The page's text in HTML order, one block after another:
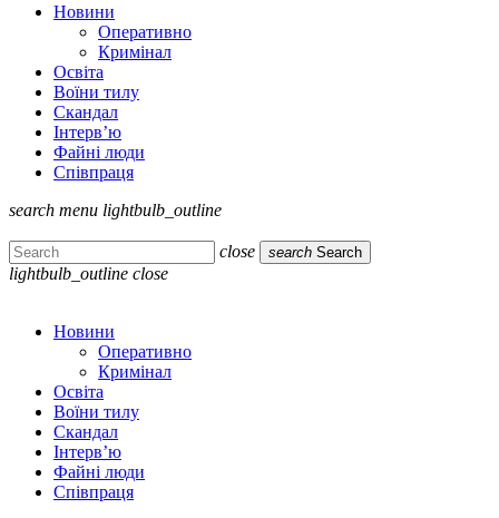
Новини
Оперативно
Кримінал
Освіта
Воїни тилу
Скандал
Інтерв’ю
Файні люди
Співпраця
search menu lightbulb_outline
close search Search
lightbulb_outline close
Новини
Оперативно
Кримінал
Освіта
Воїни тилу
Скандал
Інтерв’ю
Файні люди
Співпраця